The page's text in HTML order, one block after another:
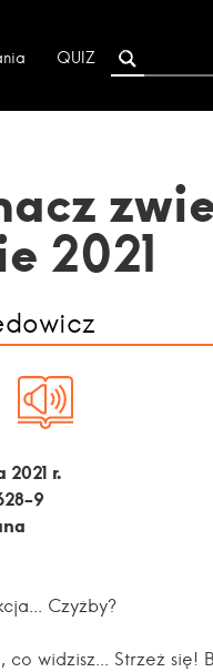
QUIZ
2021
2021 r.
9
Czyżby?
co widzisz... Strzeż się!